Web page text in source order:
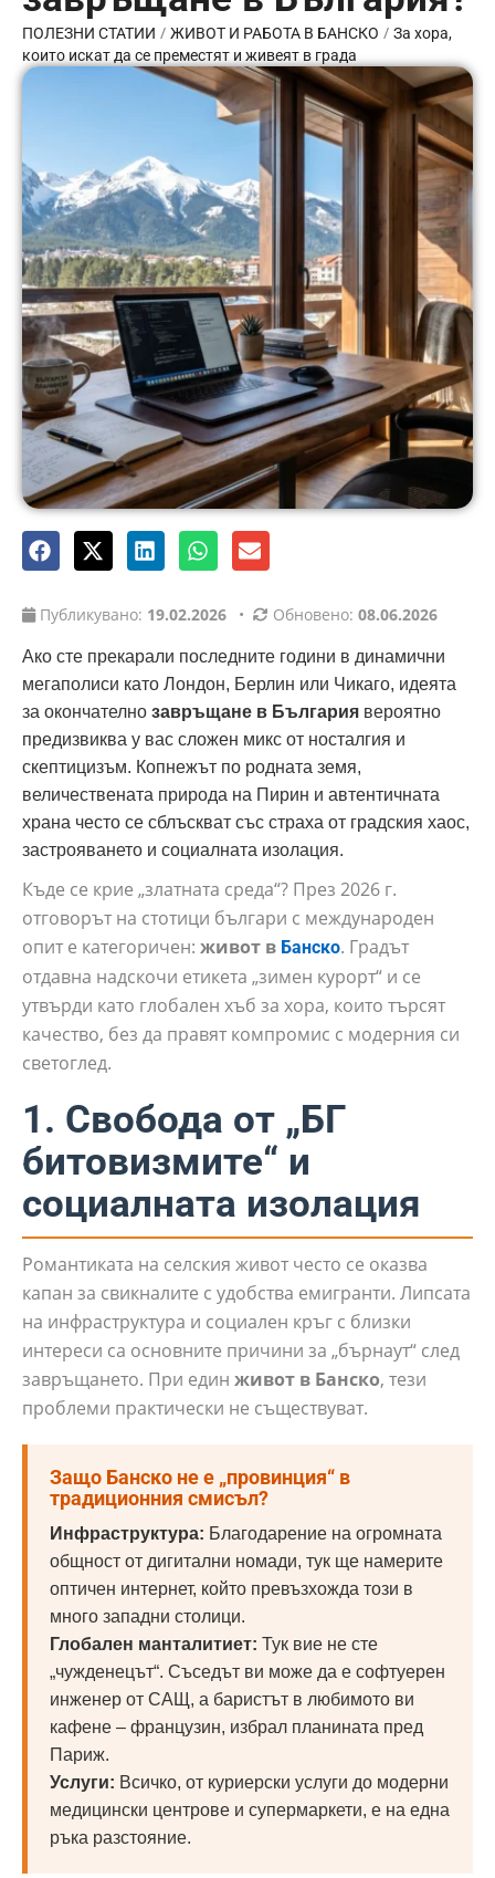
ПОЛЕЗНИ СТАТИИ / ЖИВОТ И РАБОТА В БАНСКО / За хора,
които искат да се преместят и живеят в града
Публикувано: 19.02.2026 • Обновено: 08.06.2026
Ако сте прекарали последните години в динамични
мегаполиси като Лондон, Берлин или Чикаго, идеята
за окончателно завръщане в България вероятно
предизвиква у вас сложен микс от носталгия и
скептицизъм. Копнежът по родната земя,
величествената природа на Пирин и автентичната
храна често се сблъскват със страха от градския хаос,
застрояването и социалната изолация.
Къде се крие „златната среда“? През 2026 г.
отговорът на стотици българи с международен
опит е категоричен: живот в Банско. Градът
отдавна надскочи етикета „зимен курорт“ и се
утвърди като глобален хъб за хора, които търсят
качество, без да правят компромис с модерния си
светоглед.
1. Свобода от „БГ
битовизмите“ и
социалната изолация
Романтиката на селския живот често се оказва
капан за свикналите с удобства емигранти. Липсата
на инфраструктура и социален кръг с близки
интереси са основните причини за „бърнаут“ след
завръщането. При един живот в Банско, тези
проблеми практически не съществуват.
Защо Банско не е „провинция“ в
традиционния смисъл?
Инфраструктура: Благодарение на огромната
общност от дигитални номади, тук ще намерите
оптичен интернет, който превъзхожда този в
много западни столици.
Глобален манталитиет: Тук вие не сте
„чужденецът“. Съседът ви може да е софтуерен
инженер от САЩ, а баристът в любимото ви
кафене – французин, избрал планината пред
Париж.
Услуги: Всичко, от куриерски услуги до модерни
медицински центрове и супермаркети, е на една
ръка разстояние.